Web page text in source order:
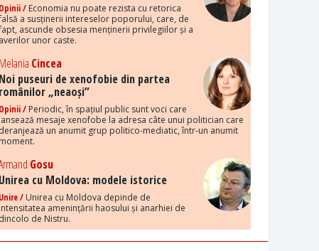
Opinii / Economia nu poate rezista cu retorica
a susținerii intereselor poporului, care, de
ascunde obsesia menținerii privilegiilor și a
averilor unor caste.
Melania Cincea
Noi puseuri de xenofobie din partea
românilor „neaoși”
Opinii / Periodic, în spațiul public sunt voci care
lansează mesaje xenofobe la adresa câte unui politician care
deranjează un anumit grup politico-mediatic, într-un anumit
moment.
Gosu
Unirea cu Moldova: modele istorice
Unire / Unirea cu Moldova depinde de
intensitatea amenințării haosului și anarhiei de
dincolo de Nistru.